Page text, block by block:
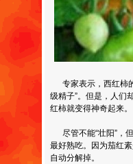
专家表示，西红柿
级精子”。但是，人们
红柿就变得神奇起来。
尽管不能“壮阳”，
最好熟吃。因为茄红
自动分解掉。